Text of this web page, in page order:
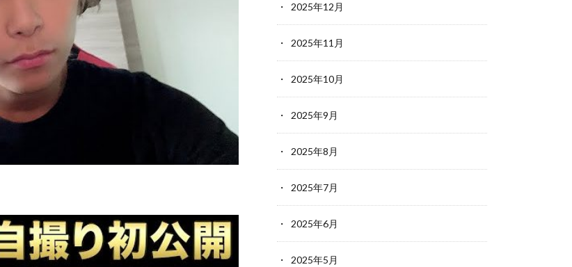
2025年12月
2025年11月
2025年10月
2025年9月
2025年8月
2025年7月
2025年6月
2025年5月